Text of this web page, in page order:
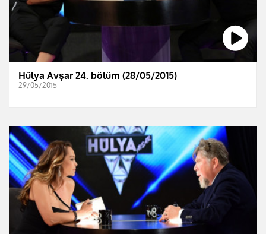
Hülya Avşar 24. bölüm (28/05/2015)
29/05/2015